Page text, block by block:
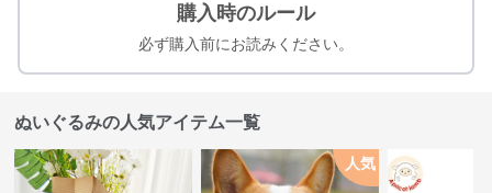
購入時のルール
必ず購入前にお読みください。
ぬいぐるみの人気アイテム一覧
人気